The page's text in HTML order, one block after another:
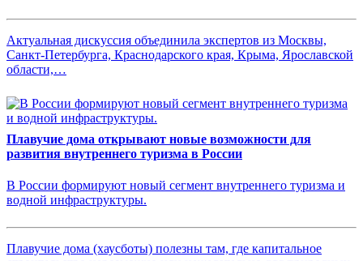
Актуальная дискуссия объединила экспертов из Москвы,
Санкт-Петербурга, Краснодарского края, Крыма, Ярославской
области,…
Плавучие дома открывают новые возможности для
развития внутреннего туризма в России
В России формируют новый сегмент внутреннего туризма и
водной инфраструктуры.
Плавучие дома (хаусботы) полезны там, где капитальное